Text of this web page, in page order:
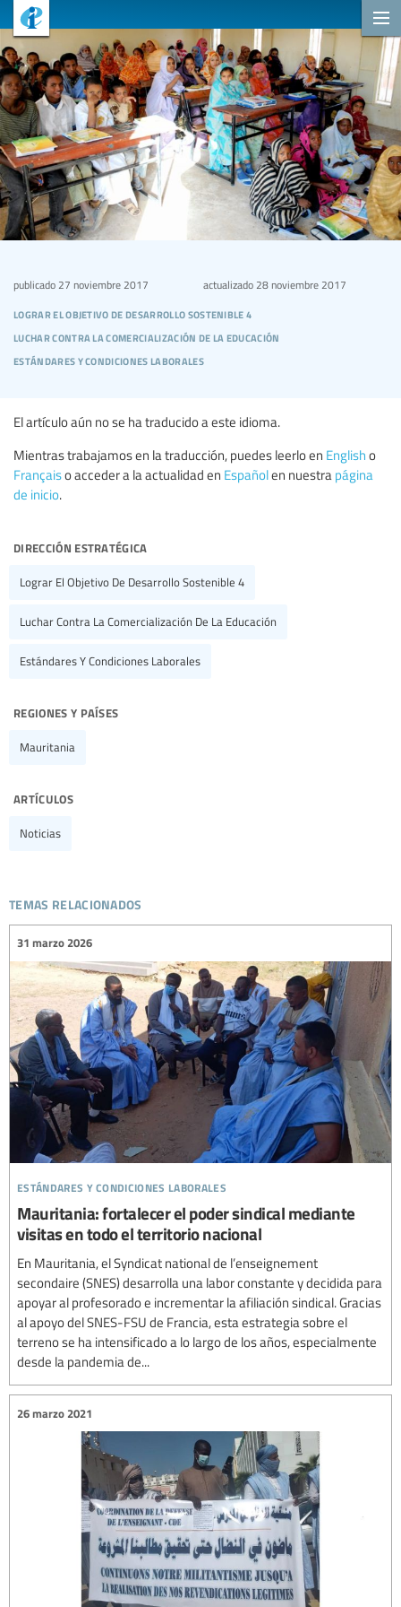
lograr el objetivo de desarrollo sostenible 4
luchar contra la comercialización de la educación
estándares y condiciones laborales
publicado 27 noviembre 2017 actualizado28 noviembre 2017
El artículo aún no se ha traducido a este idioma.
Mientras trabajamos en la traducción, puedes leerlo en English o
Françaiso acceder a la actualidad en Españolen nuestra página
de inicio.
dirección estratégica
Lograr El Objetivo De Desarrollo Sostenible 4
Luchar Contra La Comercialización De La Educación
Estándares Y Condiciones Laborales
regiones y países
Mauritania
artículos
Noticias
temas relacionados
estándares y condiciones laborales
31 marzo 2026
Mauritania: fortalecer el poder sindical mediante
visitas en todo el territorio nacional
En Mauritania, el Syndicat national de l’enseignement
secondaire (SNES) desarrolla una labor constante y decidida para
apoyar al profesorado e incrementar la afiliación sindical. Gracias
al apoyo del SNES-FSU de Francia, esta estrategia sobre el
terreno se ha intensificado a lo largo de los años, especialmente
desde la pandemia de...
26 marzo 2021